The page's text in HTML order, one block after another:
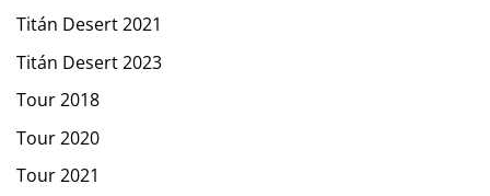
Titán Desert 2021
Titán Desert 2023
Tour 2018
Tour 2020
Tour 2021